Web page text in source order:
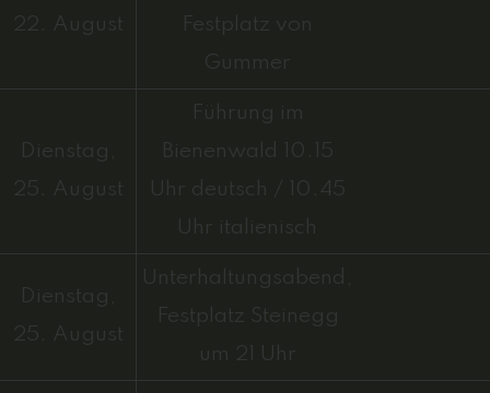
22. August
Festplatz von
Gummer
Dienstag,
25. August
Führung im
Bienenwald 10.15
Uhr deutsch / 10.45
Uhr italienisch
Dienstag,
25. August
Unterhaltungsabend,
Festplatz Steinegg
um 21 Uhr